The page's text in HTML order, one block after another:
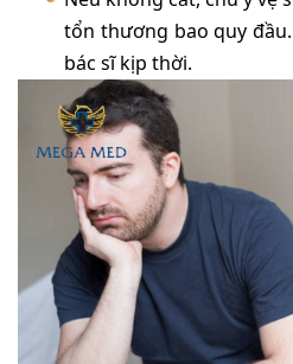
tổn thương bao quy
bác sĩ kịp thời.